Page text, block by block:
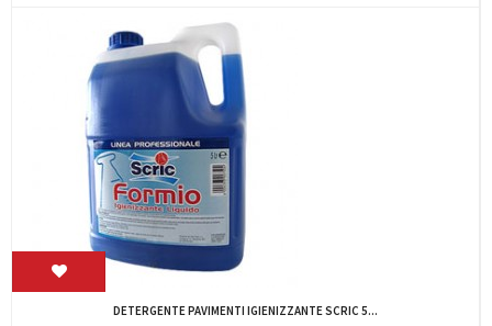
DETERGENTE PAVIMENTI IGIENIZZANTE SCRIC 5...